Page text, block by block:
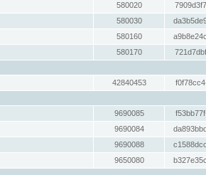
580020
580030
580160
580170
42840453
9690085
9690084
9690088
9650080